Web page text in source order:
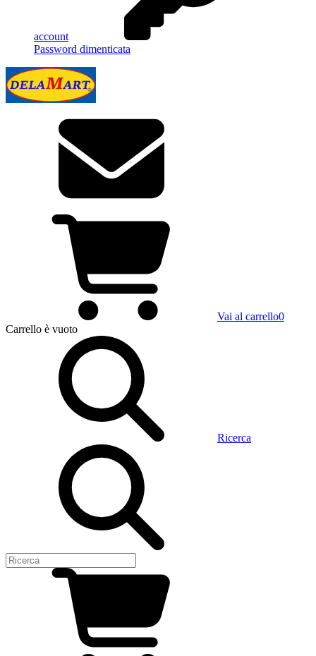
account
Password dimenticata
Vai al carrello0
Carrello è vuoto
Ricerca